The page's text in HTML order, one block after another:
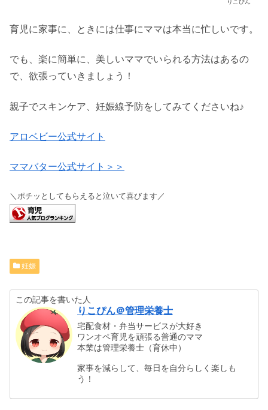
りこぴん
育児に家事に、ときには仕事にママは本当に忙しいです。
でも、楽に簡単に、美しいママでいられる方法はあるの
で、欲張っていきましょう！
親子でスキンケア、妊娠線予防をしてみてくださいね♪
アロベビー公式サイト
ママバター公式サイト＞＞
＼ポチッとしてもらえると泣いて喜びます／
妊娠
この記事を書いた人
りこぴん＠管理栄養士
宅配食材・弁当サービスが大好き
ワンオペ育児を頑張る普通のママ
本業は管理栄養士（育休中）
家事を減らして、毎日を自分らしく楽しも
う！